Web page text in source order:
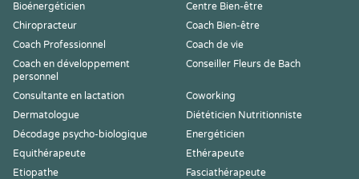
Bioénergéticien
Centre Bien-être
Chiropracteur
Coach Bien-être
Coach Professionnel
Coach de vie
Coach en développement
personnel
Conseiller Fleurs de Bach
Consultante en lactation
Coworking
Dermatologue
Diététicien Nutritionniste
Décodage psycho-biologique
Energéticien
Equithérapeute
Ethérapeute
Etiopathe
Fasciathérapeute